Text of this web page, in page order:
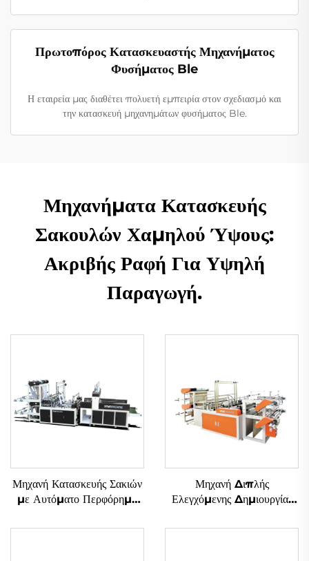
Πρωτοπόρος Κατασκευαστής Μηχανήματος
Φυσήματος Ble
Η εταιρεία μας διαθέτει πολυετή εμπειρία στον σχεδιασμό και
την κατασκευή μηχανημάτων φυσήματος Ble.
Μηχανήματα Κατασκευής
Σακουλών Χαμηλού Ύψους:
Ακριβής Ραφή Για Υψηλή
Παραγωγή.
Μηχανή Κατασκευής Σακιών
με Αυτόματο Περφόρημα
Μηχανή Διπλής
Ελεγχόμενης Δημιουργίας
Σάκουε